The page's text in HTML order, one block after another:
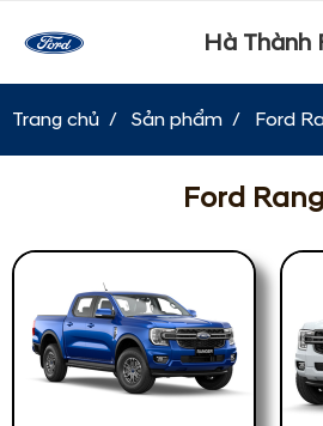
Hà Thành
Trang chủ Sản phẩm Ford
Ford